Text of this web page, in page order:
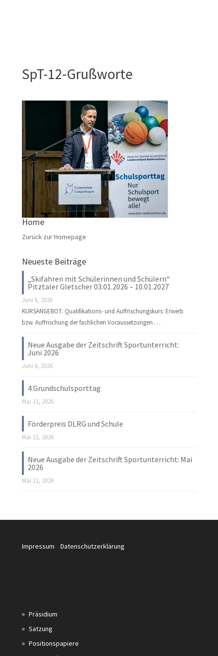
SpT-12-Grußworte
Home
Zurück zur Homepage
Neueste Beiträge
„Skifahren mit Schülerinnen und Schülern“
Pitztaler Gletscher 03.01.2026 – 10.01.2027
Juni 6, 2026
KURSANGEBOT: Qualifikations- und Auffrischungskurs: Erwerb
bzw. Auffrischung der fachlichen Voraussetzungen …
Neue Ausgabe der Zeitschrift Sportunterricht:
Juni 2026
Juni 6, 2026
4.Grundschulsporttag
Mai 11, 2026
Förderpreis DLRG und Schule
Mai 11, 2026
Neue Ausgabe der Zeitschrift Sportunterricht: Mai
2026
Mai 11, 2026
Impressum Datenschutzerklärung
Präsidium
Satzung
Positionspapiere